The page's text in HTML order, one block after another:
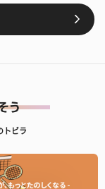
トビラ